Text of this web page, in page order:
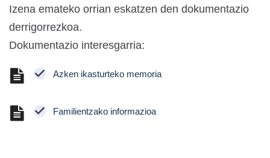
Izena emateko orrian eskatzen den dokumentazio
derrigorrezkoa.
Dokumentazio interesgarria:
Azken ikasturteko memoria
Familientzako informazioa